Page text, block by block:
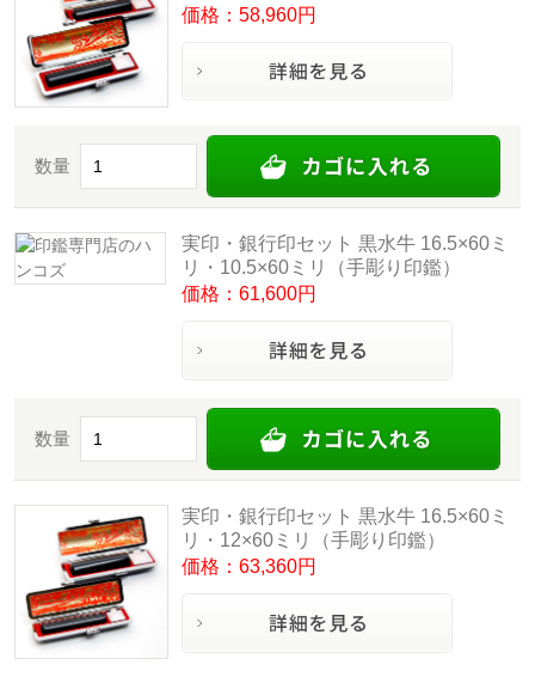
価格：58,960円
数量
実印・銀行印セット 黒水牛 16.5×60ミ
リ・10.5×60ミリ（手彫り印鑑）
価格：61,600円
数量
実印・銀行印セット 黒水牛 16.5×60ミ
リ・12×60ミリ（手彫り印鑑）
価格：63,360円